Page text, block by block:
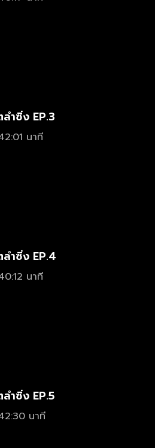
ำซิ่ง EP.3
นาที
ำซิ่ง EP.4
นาที
ำซิ่ง EP.5
นาที